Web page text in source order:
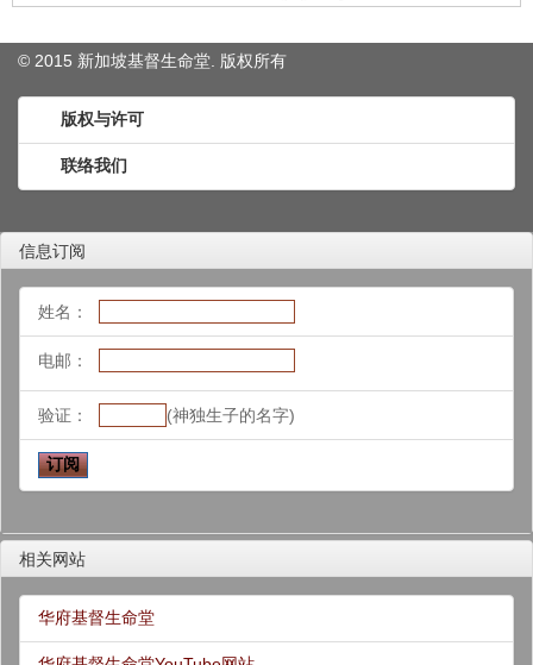
© 2015 新加坡基督生命堂. 版权所有
版权与许可
联络我们
信息订阅
姓名：
电邮：
验证： (神独生子的名字)
相关网站
华府基督生命堂